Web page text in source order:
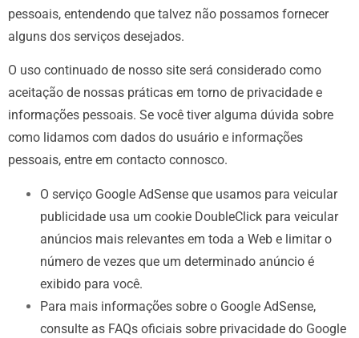
pessoais, entendendo que talvez não possamos fornecer
alguns dos serviços desejados.
O uso continuado de nosso site será considerado como
aceitação de nossas práticas em torno de privacidade e
informações pessoais. Se você tiver alguma dúvida sobre
como lidamos com dados do usuário e informações
pessoais, entre em contacto connosco.
O serviço Google AdSense que usamos para veicular
publicidade usa um cookie DoubleClick para veicular
anúncios mais relevantes em toda a Web e limitar o
número de vezes que um determinado anúncio é
exibido para você.
Para mais informações sobre o Google AdSense,
consulte as FAQs oficiais sobre privacidade do Google